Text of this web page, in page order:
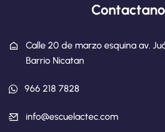
Calle 20 de marzo esquina av.
Barrio Nicatan
966 218 7828
info@escuelactec.com